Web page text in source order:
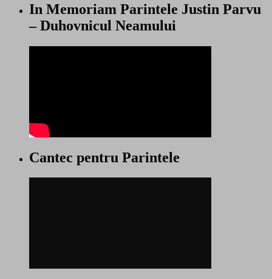
In Memoriam Parintele Justin Parvu
– Duhovnicul Neamului
Cantec pentru Parintele